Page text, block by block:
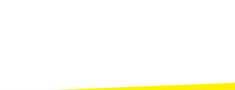
ขันกีฬา กลุ่มสาระการเรียนรู้สุขศึกษาและพลศึกษา โรงเรียนจักรคำค
ในสถาบันอุดมศึกษา วันที่ 1-3 ตุลาคม 2568 กลุ่มบริหารวิชาการ โร